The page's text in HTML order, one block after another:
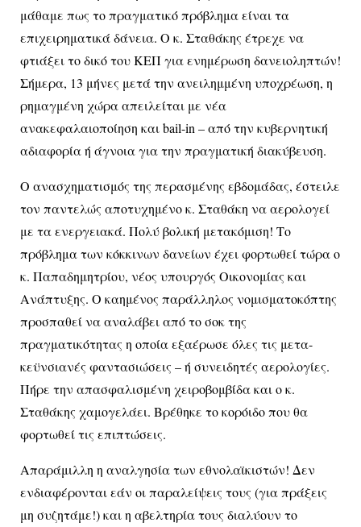
μάθαμε πως το πραγματικό πρόβλημα είναι τα
επιχειρηματικά δάνεια. Ο κ. Σταθάκης έτρεχε να
φτιάξει το δικό του ΚΕΠ για ενημέρωση δανειοληπτών!
Σήμερα, 13 μήνες μετά την ανειλημμένη υποχρέωση, η
ρημαγμένη χώρα απειλείται με νέα
ανακεφαλαιοποίηση και bail-in – από την κυβερνητική
αδιαφορία ή άγνοια για την πραγματική διακύβευση.
Ο ανασχηματισμός της περασμένης εβδομάδας, έστειλε
τον παντελώς αποτυχημένο κ. Σταθάκη να αερολογεί
με τα ενεργειακά. Πολύ βολική μετακόμιση! Το
πρόβλημα των κόκκινων δανείων έχει φορτωθεί τώρα ο
κ. Παπαδημητρίου, νέος υπουργός Οικονομίας και
Ανάπτυξης. Ο καημένος παράλληλος νομισματοκόπτης
προσπαθεί να αναλάβει από το σοκ της
πραγματικότητας η οποία εξαέρωσε όλες τις μετα-
κεϋνσιανές φαντασιώσεις – ή συνειδητές αερολογίες.
Πήρε την απασφαλισμένη χειροβομβίδα και ο κ.
Σταθάκης χαμογελάει. Βρέθηκε το κορόιδο που θα
φορτωθεί τις επιπτώσεις.
Απαράμιλλη η αναλγησία των εθνολαϊκιστών! Δεν
ενδιαφέρονται εάν οι παραλείψεις τους (για πράξεις
μη συζητάμε!) και η αβελτηρία τους διαλύουν το